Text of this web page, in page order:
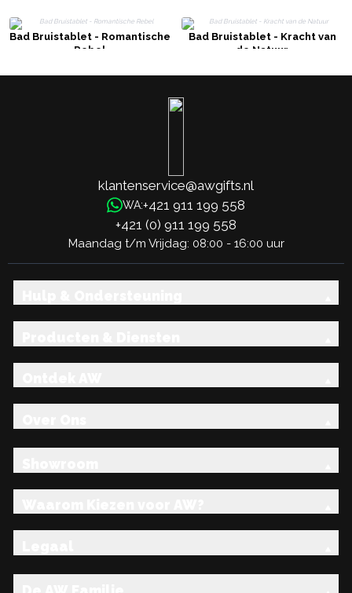
Bad Bruistablet - Romantische
Rebel
Bad Bruistablet - Kracht van
de Natuur
klantenservice@awgifts.nl
WA:+421 911 199 558
+421 (0) 911 199 558
Maandag t/m Vrijdag: 08:00 - 16:00 uur